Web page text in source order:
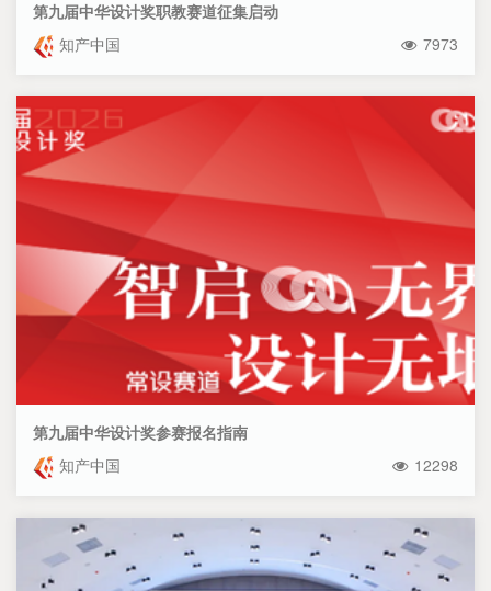
第九届中华设计奖职教赛道征集启动
知产中国
7973
第九届中华设计奖参赛报名指南
知产中国
12298